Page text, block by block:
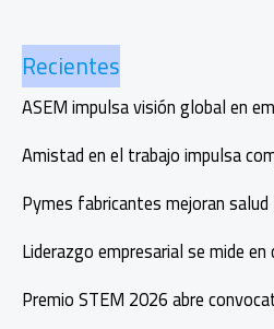
brecha
que
enfrentan
las
mujeres
en
México
Recientes
ASEM impulsa visión global en
Amistad en el trabajo impulsa
Pymes fabricantes mejoran
Liderazgo empresarial se mide
Premio STEM 2026 abre